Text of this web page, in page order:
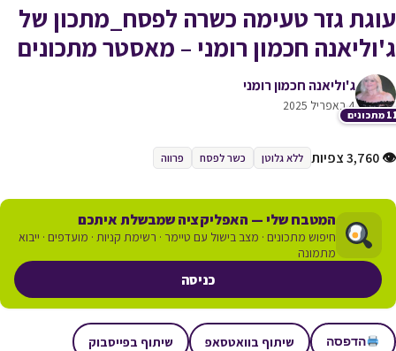
עוגת גזר טעימה כשרה לפסח_מתכון של
ג'וליאנה חכמון רומני – מאסטר מתכונים
ג'וליאנה חכמון רומני
4 באפריל 2025
👁 3,760 צפיות ללא גלוטן כשר לפסח פרווה
המטבח שלי — האפליקציה שמבשלת איתכם
חיפוש מתכונים · מצב בישול עם טיימר · רשימת קניות · מועדפים · ייבוא
מתמונה
כניסה
הדפסה שיתוף בוואטסאפ שיתוף בפייסבוק